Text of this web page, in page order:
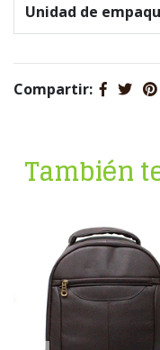
Unidad de
Compartir:
También